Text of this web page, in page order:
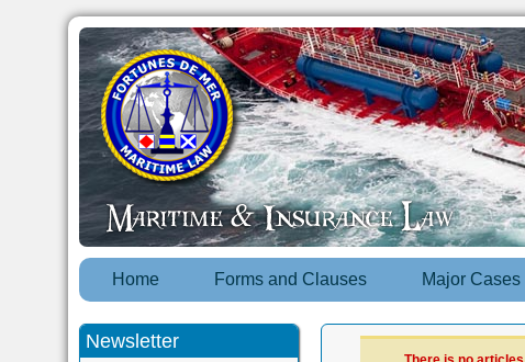
Home Forms and Clauses Major Cases
Newsletter